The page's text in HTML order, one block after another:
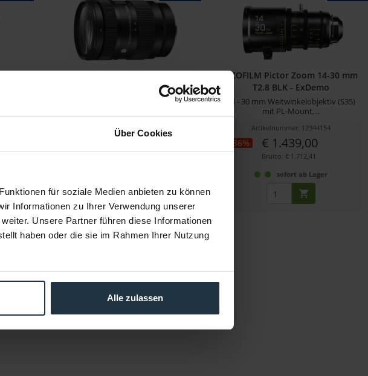
Über Cookies
für soziale Medien anbieten zu können
Informationen zu Ihrer Verwendung unserer
Unsere Partner führen diese Informationen
haben oder die sie im Rahmen Ihrer Nutzung
Alle zulassen
Contemporary -...
28 - 70 mm F2,8 Standard-Zoom-
Artikelnummer: 12347188
DZOFILM Pictor Zoom 14-30 mm
T2.8 BLK - ExDemo
14 - 30 mm Weitwinkelobjektiv (S35)
mit PL-Mount,...
Artikelnummer: 12344154
-36% € 1.439,00
Brutto: € 1.712,41
sofort ab Lager